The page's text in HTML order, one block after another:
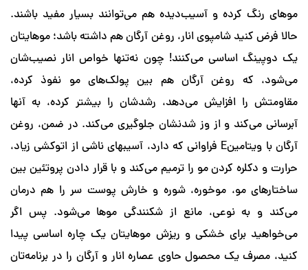
کرده و آسیب‌دیده هم می‌توانند بسیار مفید باشند.
شامپوی انار، روغن آرگان هم داشته باشد؛ موهایتان
اساسی می‌کنند! چون نه‌تنها خواص انار نصیب‌شان
روغن آرگان هم بین پولک‌های مو نفوذ کرده،
افزایش می‌دهد، رشدشان را بیشتر کرده، به آنها
و از وز شدنشان جلوگیری می‌کند. در ضمن، روغن
آرگان با ویتامینE فراوانی که دارد، آسیبهای ناشی از اتوکشی زیاد،
کردن مو را ترمیم می‌کند و با قرار دادن پروتئین بین
مو، موخوره، شوره و خارش پوست سر را هم درمان
نوعی، مانع از شکنندگی موها می‌شود. پس اگر
خشکی و ریزش موهایتان یک چاره اساسی پیدا
یک محصول حاوی عصاره انار و آرگان را در برنامه‌تان